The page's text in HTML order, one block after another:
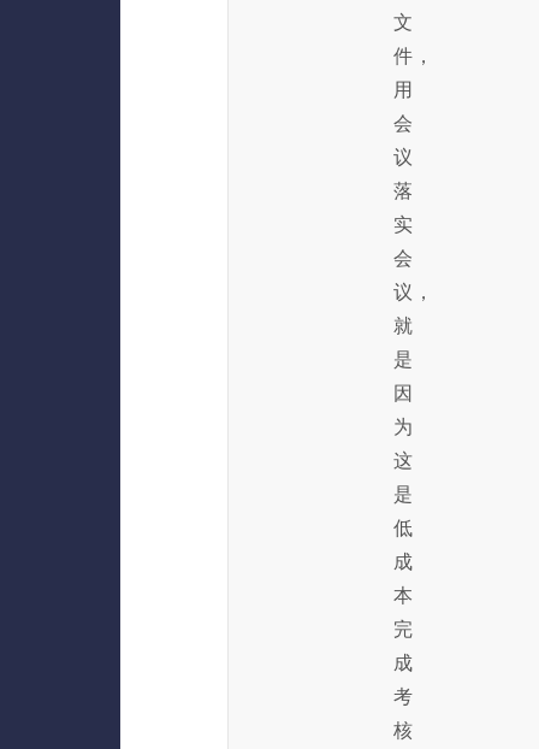
文
件，
用
会
议
落
实
会
议，
就
是
因
为
这
是
低
成
本
完
成
考
核